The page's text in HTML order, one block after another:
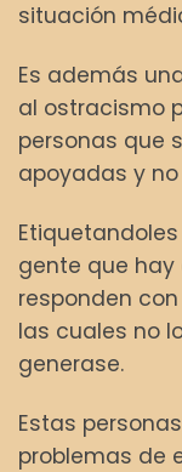
situación
Es además
al ostracismo
personas que
apoyadas y
gente que hay
responden
las cuales no
generase.
Estas
problemas de